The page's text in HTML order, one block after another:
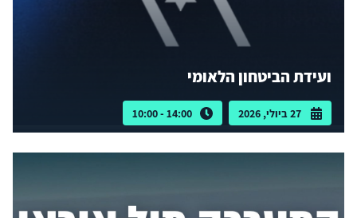
ועידת הביטחון הלאומי
27 ביולי, 2026 14:00 - 10:00